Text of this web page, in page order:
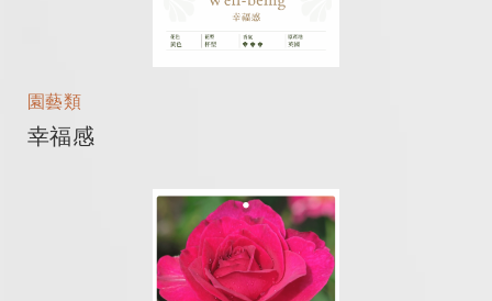
園藝類
幸福感